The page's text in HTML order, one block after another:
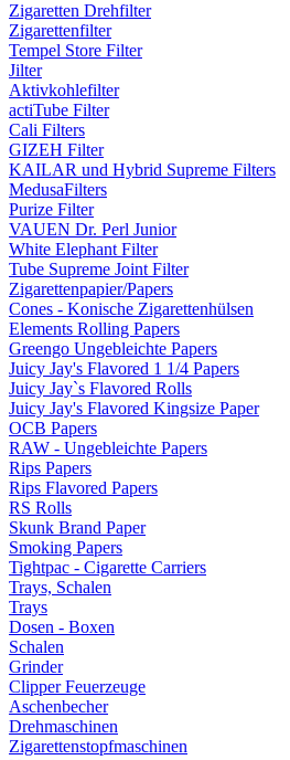
Zigaretten Drehfilter
Zigarettenfilter
Tempel Store Filter
Jilter
Aktivkohlefilter
actiTube Filter
Cali Filters
GIZEH Filter
KAILAR und Hybrid Supreme Filters
MedusaFilters
Purize Filter
VAUEN Dr. Perl Junior
White Elephant Filter
Tube Supreme Joint Filter
Zigarettenpapier/Papers
Cones - Konische Zigarettenhülsen
Elements Rolling Papers
Greengo Ungebleichte Papers
Juicy Jay's Flavored 1 1/4 Papers
Juicy Jay`s Flavored Rolls
Juicy Jay's Flavored Kingsize Paper
OCB Papers
RAW - Ungebleichte Papers
Rips Papers
Rips Flavored Papers
RS Rolls
Skunk Brand Paper
Smoking Papers
Tightpac - Cigarette Carriers
Trays, Schalen
Trays
Dosen - Boxen
Schalen
Grinder
Clipper Feuerzeuge
Aschenbecher
Drehmaschinen
Zigarettenstopfmaschinen